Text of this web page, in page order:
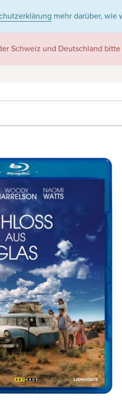
mehr darüber, wie
Schweiz und Deutschland